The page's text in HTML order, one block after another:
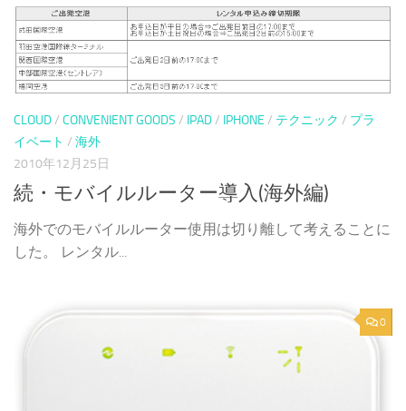
CLOUD/ CONVENIENT GOODS / IPAD/ IPHONE / テクニック / プラ
イベート / 海外
2010年12月25日
続・モバイルルーター導入(海外編)
海外でのモバイルルーター使用は切り離して考えることに
した。 レンタル...
0